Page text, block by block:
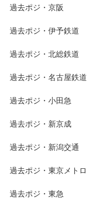
過去ポジ・京阪
過去ポジ・伊予鉄道
過去ポジ・北総鉄道
過去ポジ・名古屋鉄道
過去ポジ・小田急
過去ポジ・新京成
過去ポジ・新潟交通
過去ポジ・東京メトロ
過去ポジ・東急